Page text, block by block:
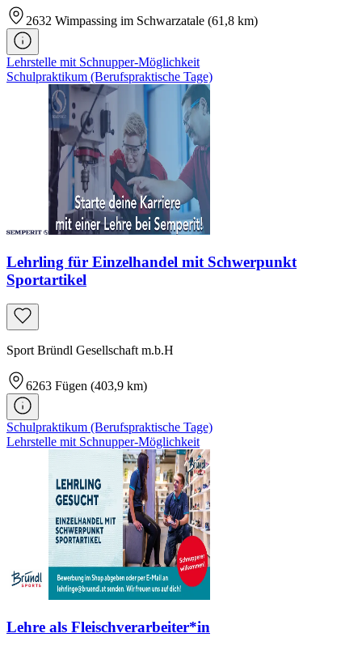
2632 Wimpassing im Schwarzatale (61,8 km)
Lehrstelle mit Schnupper-Möglichkeit
Schulpraktikum (Berufspraktische Tage)
Lehrling für Einzelhandel mit Schwerpunkt
Sportartikel
Sport Bründl Gesellschaft m.b.H
6263 Fügen (403,9 km)
Schulpraktikum (Berufspraktische Tage)
Lehrstelle mit Schnupper-Möglichkeit
Lehre als Fleischverarbeiter*in